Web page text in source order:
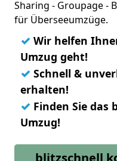
Sharing - Groupage -
für Überseeumzüge.
✓ Wir helfen
Umzug geht!
✓ Schnell &
erhalten!
✓ Finden Sie das
Umzug!
blitzschnell